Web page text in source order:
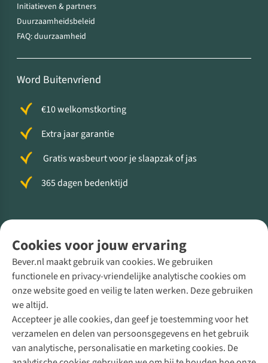
Cookies voor jouw ervaring
Bever.nl maakt gebruik van cookies. We gebruiken
functionele en privacy-vriendelijke analytische cookies om
onze website goed en veilig te laten werken. Deze gebruiken
we altijd.
Accepteer je alle cookies, dan geef je toestemming voor het
verzamelen en delen van persoonsgegevens en het gebruik
van analytische, personalisatie en marketing cookies. De
Initiatieven & partners
Duurzaamheidsbeleid
FAQ: duurzaamheid
Word Buitenvriend
€10 welkomstkorting
Extra jaar garantie
Gratis wasbeurt voor je slaapzak of jas
365 dagen bedenktijd
Direct advies van een Buitenexpert
+31 (0)85 888 50 88
+31 6 12 28 49 80